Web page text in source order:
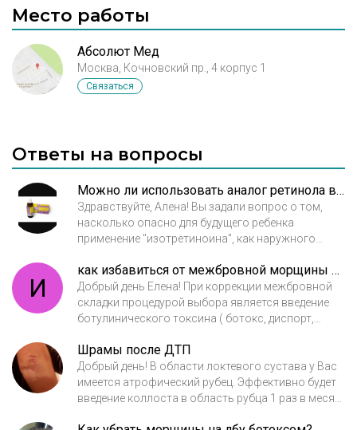
Место работы
Абсолют Мед
Москва, Кочновский пр., 4 корпус 1
Связаться
Ответы на вопросы
Можно ли использовать аналог ретинола во время беременности
Здравствуйте, Алена! Вы задали вопрос о том,
насколько опасно для будущего ребенка
применение "изотретиноина", как наружного
препарата и обратитесь к вашему акушеру-
гинекологу, насколько это опасно на таком
сроке. Всего наилучшего.
как избавиться от межбровной морщины ботоксом или филлером?
И
Добрый день Елена! При коррекции межбровной
складки процедурой выбора является введение
ботулинического токсина ( ботокс, диспорт,
произошло полной коррекции, вводится филлер
на основе гиалуроновой к-ты.
Шрамы после ДТП
Добрый день! В области локтевого сустава у Вас
имеется атрофический рубец. Эффективно будет
введение коллоста в область рубца 1 раз в месяц